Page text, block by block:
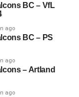
BC – VfL
ago
BC – PS
ago
– Artland
ago